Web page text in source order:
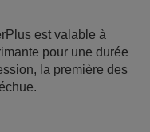
est valable à
pour une durée
la première des